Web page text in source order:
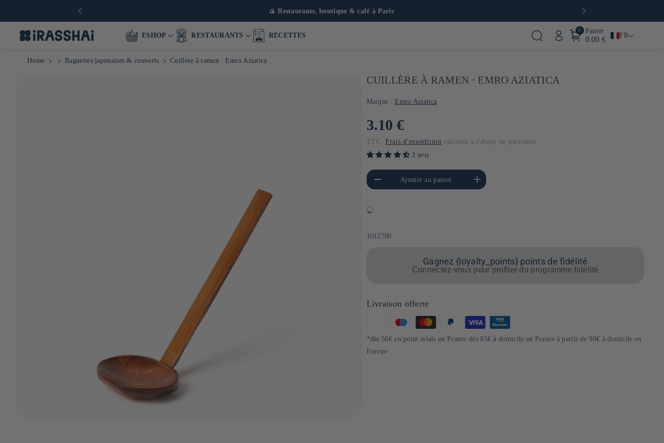
🍙 Restaurants, boutique & café à Paris
ESHOP RESTAURANTS RECETTES
0 Panier
0.00 € FR
Home Baguettes japonaises & couverts Cuillère à ramen ⋅ Emro Aziatica
CUILLÈRE À RAMEN ⋅ EMRO AZIATICA
Marque : Emro Aziatica
Prix
habituel
3.10 €
TTC. Frais d'expédition calculés à l'étape de paiement.
3 avis
Réduire la quantité de Default
Title
Ajouter au panier
Augmenter la quantité de
Default Title
SKU:
1012700
Gagnez {loyalty_points} points de fidélité
Connectez-vous pour profiter du programme fidélité
Livraison offerte
de
paiement
*dès 50€ en point relais en France dès 85€ à domicile en France à partir de 90€ à domicile en
Europe